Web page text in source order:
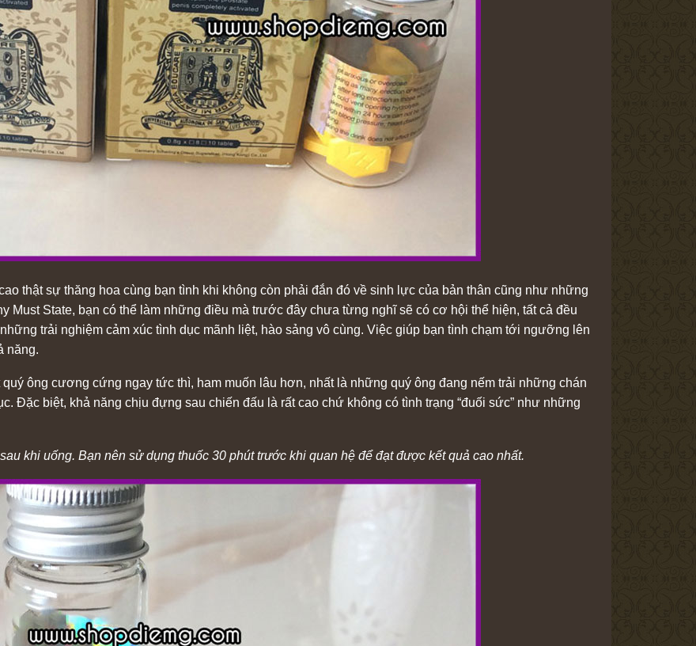
thật sự thăng hoa cùng bạn tình khi không còn phải đắn đó về sinh lực của bản thân cũng như những
Must State, bạn có thể làm những điều mà trước đây chưa từng nghĩ sẽ có cơ hội thể hiện, tất cả đều
trải nghiệm cảm xúc tình dục mãnh liệt, hào sảng vô cùng. Việc giúp bạn tình chạm tới ngưỡng lên
năng.
ông cương cứng ngay tức thì, ham muốn lâu hơn, nhất là những quý ông đang nếm trải những chán
Đặc biệt, khả năng chịu đựng sau chiến đấu là rất cao chứ không có tình trạng “đuối sức” như những
khi uống. Bạn nên sử dụng thuốc 30 phút trước khi quan hệ để đạt được kết quả cao nhất.